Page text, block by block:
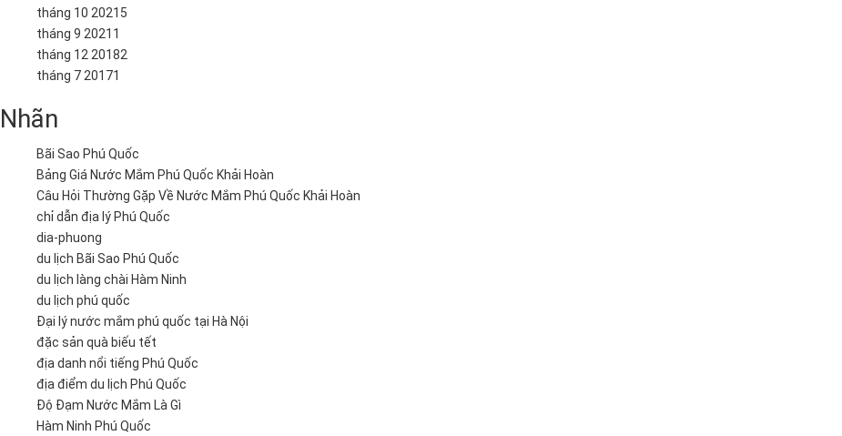
tháng 10 2021 5
tháng 9 2021 1
tháng 12 20182
tháng 7 20171
Nhãn
Bãi Sao Phú Quốc
Bảng Giá Nước Mắm Phú Quốc Khải Hoàn
Câu Hỏi Thường Gặp Về Nước Mắm Phú Quốc Khải Hoàn
chỉ dẫn địa lý Phú Quốc
dia-phuong
du lịch Bãi Sao Phú Quốc
du lịch làng chài Hàm Ninh
du lịch phú quốc
Đại lý nước mắm phú quốc tại Hà Nội
đặc sản quà biếu tết
địa danh nổi tiếng Phú Quốc
địa điểm du lịch Phú Quốc
Độ Đạm Nước Mắm Là Gì
Hàm Ninh Phú Quốc